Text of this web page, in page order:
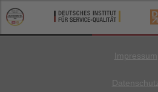
Impressum